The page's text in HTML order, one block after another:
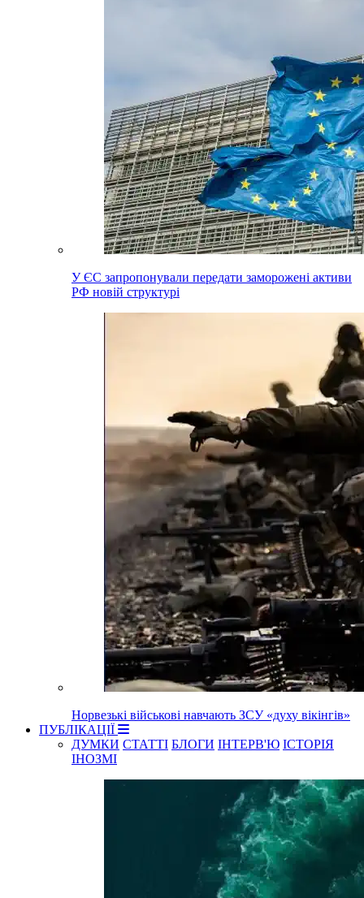
У ЄС запропонували передати заморожені активи
РФ новій структурі
Норвезькі військові навчають ЗСУ «духу вікінгів»
ПУБЛІКАЦІЇ
ДУМКИ СТАТТІ БЛОГИ ІНТЕРВ'Ю ІСТОРІЯ
ІНОЗМІ